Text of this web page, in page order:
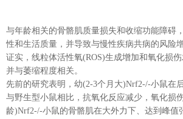
与年龄相关的骨骼肌质量损失和收缩功能障碍
性和生活质量，并导致与慢性疾病共病的风险
证实，线粒体活性氧(ROS)生成增加和氧化损伤
并与萎缩程度相关。
先前的研究表明，幼(2-3个月大)Nrf2-/-小鼠在
与野生型小鼠相比，抗氧化反应减少，氧化损
龄)Nrf2-/-小鼠的骨骼肌在大外力下、达到峰值